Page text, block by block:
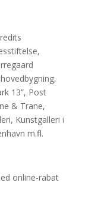
13”, Post
& Trane,
Kunstgalleri i
m.fl.
online-rabat